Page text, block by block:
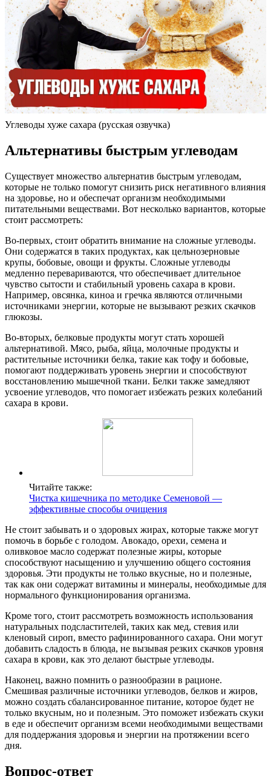
Углеводы хуже сахара (русская озвучка)
Альтернативы быстрым углеводам
Существует множество альтернатив быстрым углеводам,
которые не только помогут снизить риск негативного влияния
на здоровье, но и обеспечат организм необходимыми
питательными веществами. Вот несколько вариантов, которые
стоит рассмотреть:
Во-первых, стоит обратить внимание на сложные углеводы.
Они содержатся в таких продуктах, как цельнозерновые
крупы, бобовые, овощи и фрукты. Сложные углеводы
медленно перевариваются, что обеспечивает длительное
чувство сытости и стабильный уровень сахара в крови.
Например, овсянка, киноа и гречка являются отличными
источниками энергии, которые не вызывают резких скачков
глюкозы.
Во-вторых, белковые продукты могут стать хорошей
альтернативой. Мясо, рыба, яйца, молочные продукты и
растительные источники белка, такие как тофу и бобовые,
помогают поддерживать уровень энергии и способствуют
восстановлению мышечной ткани. Белки также замедляют
усвоение углеводов, что помогает избежать резких колебаний
сахара в крови.
Читайте также:
Чистка кишечника по методике Семеновой —
эффективные способы очищения
Не стоит забывать и о здоровых жирах, которые также могут
помочь в борьбе с голодом. Авокадо, орехи, семена и
оливковое масло содержат полезные жиры, которые
способствуют насыщению и улучшению общего состояния
здоровья. Эти продукты не только вкусные, но и полезные,
так как они содержат витамины и минералы, необходимые для
нормального функционирования организма.
Кроме того, стоит рассмотреть возможность использования
натуральных подсластителей, таких как мед, стевия или
кленовый сироп, вместо рафинированного сахара. Они могут
добавить сладость в блюда, не вызывая резких скачков уровня
сахара в крови, как это делают быстрые углеводы.
Наконец, важно помнить о разнообразии в рационе.
Смешивая различные источники углеводов, белков и жиров,
можно создать сбалансированное питание, которое будет не
только вкусным, но и полезным. Это поможет избежать скуки
в еде и обеспечит организм всеми необходимыми веществами
для поддержания здоровья и энергии на протяжении всего
дня.
Вопрос-ответ